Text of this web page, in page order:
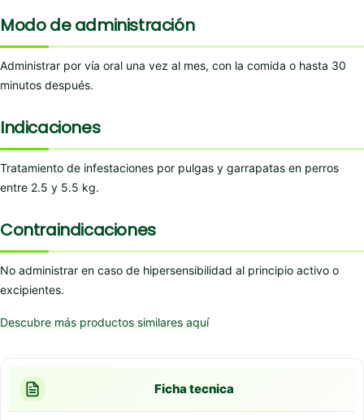
Modo de administración
Administrar por vía oral una vez al mes, con la comida o hasta 30
minutos después.
Indicaciones
Tratamiento de infestaciones por pulgas y garrapatas en perros
entre 2.5 y 5.5 kg.
Contraindicaciones
No administrar en caso de hipersensibilidad al principio activo o
excipientes.
Descubre más productos similares aquí
Ficha tecnica